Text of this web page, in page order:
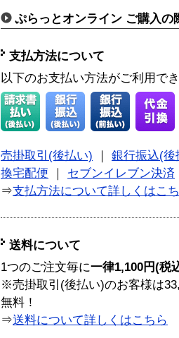
ぷらっとオンライン ご購入の
支払方法について
以下のお支払い方法がご利用で
売掛取引(後払い)
銀行振込(後
換宅配便
セブンイレブン決済
⇒支払方法について詳しくはこ
送料について
1つのご注文毎に一律1,100円(税
※売掛取引(後払い)のお客様は
無料！
⇒送料について詳しくはこちら